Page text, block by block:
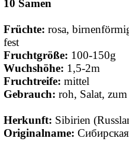
10 Samen
Früchte: rosa,
fest
Fruchtgröße: 100-150g
Wuchshöhe: 1,5-2m
Fruchtreife: mittel
Gebrauch: roh, Salat,
Herkunft: Sibirien
Originalname: